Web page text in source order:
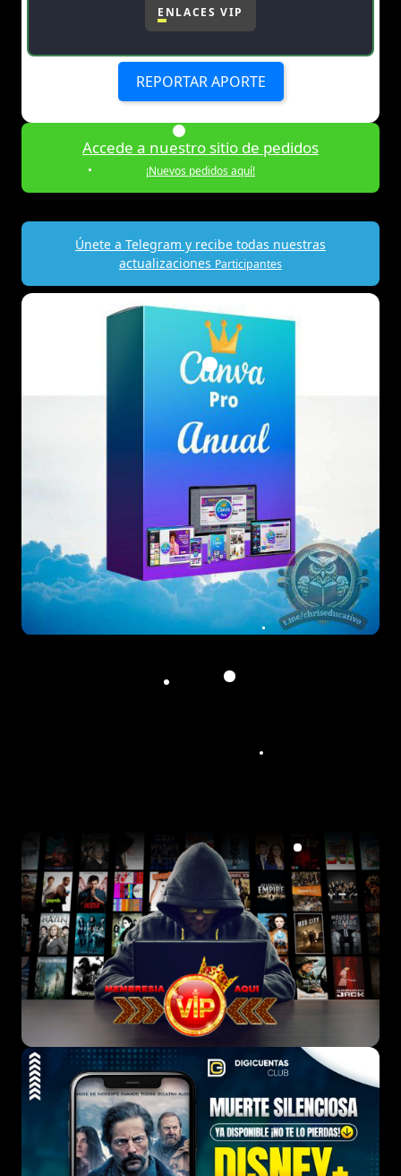
ENLACES VIP
REPORTAR APORTE
Accede a nuestro sitio de pedidos
¡Nuevos pedidos aquí!
Únete a Telegram y recibe todas nuestras
actualizaciones Participantes